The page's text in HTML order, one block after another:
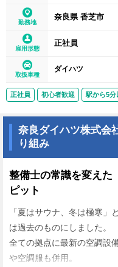
勤務地
奈良県 香芝市
雇用形態
正社員
取扱車種
ダイハツ
正社員 初心者歓迎 駅から5分
奈良ダイハツ株式会
り組み
整備士の常識を変えた
ピット
「夏はサウナ、冬は極寒」
は過去のものにしました。
全ての拠点に最新の空調設
や空調服も併用。